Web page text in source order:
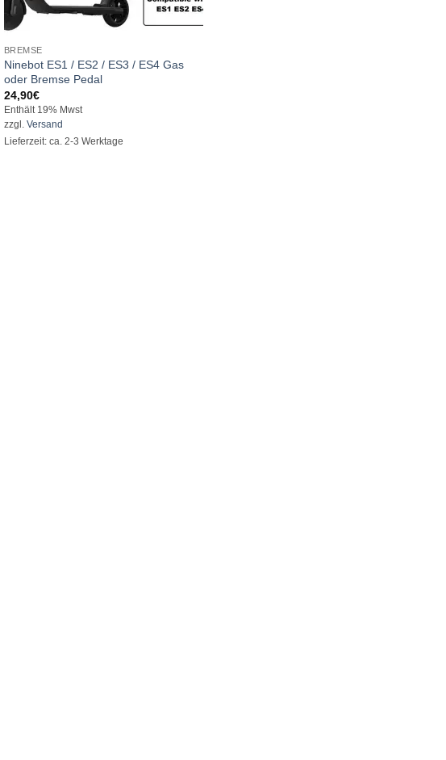
BREMSE
Ninebot ES1 / ES2 / ES3 / ES4 Gas
oder Bremse Pedal
24,90€
Enthält 19% Mwst
zzgl. Versand
Lieferzeit: ca. 2-3 Werktage